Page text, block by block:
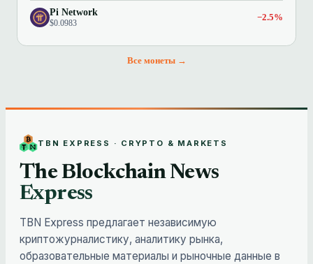
Pi Network
$0.0983
−2.5%
Все монеты →
TBN EXPRESS · CRYPTO & MARKETS
The Blockchain News
Express
TBN Express предлагает независимую
криптожурналистику, аналитику рынка,
образовательные материалы и рыночные данные в